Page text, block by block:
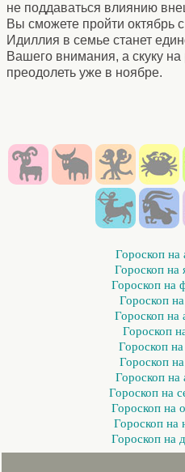
не поддаваться влиянию
Вы сможете пройти октябрь
Идиллия в семье станет
Вашего внимания, а скуку
преодолеть уже в ноябре.
Гороскоп на
Гороскоп на
Гороскоп на
Гороскоп
Гороскоп на
Гороскоп
Гороскоп
Гороскоп
Гороскоп на
Гороскоп на
Гороскоп на
Гороскоп на
Гороскоп на